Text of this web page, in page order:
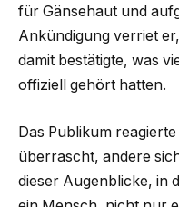
für Gänsehaut und
Ankündigung verriet
damit bestätigte, was
offiziell gehört hatten.
Das Publikum
überrascht, andere
dieser Augenblicke, in